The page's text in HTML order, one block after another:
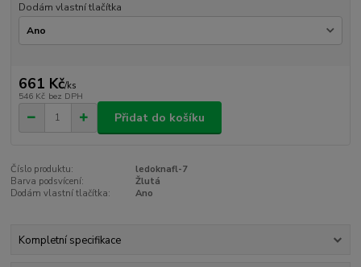
Dodám vlastní tlačítka
661 Kč/ks
546 Kč bez DPH
Přidat do košíku
Číslo produktu:
ledoknafl-7
Barva podsvícení:
Žlutá
Dodám vlastní tlačítka:
Ano
Kompletní specifikace